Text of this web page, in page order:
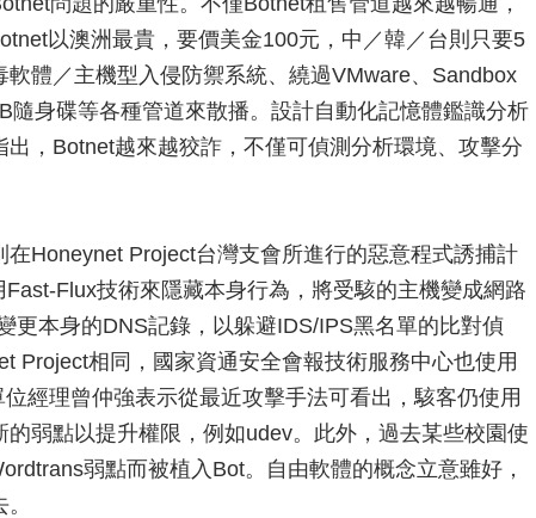
以澳洲最貴，要價美金100元，中／韓／台則只要5
體／主機型入侵防禦系統、繞過VMware、Sandbox
身碟等各種管道來散播。設計自動化記憶體鑑識分析
，Botnet越來越狡詐，不僅可偵測分析環境、攻擊分
Honeynet Project台灣支會所進行的惡意程式誘捕計
Flux技術來隱藏本身行為，將受駭的主機變成網路
更本身的DNS記錄，以躲避IDS/IPS黑名單的比對偵
Project相同，國家資通安全會報技術服務中心也使用
經理曾仲強表示從最近攻擊手法可看出，駭客仍使用
弱點以提升權限，例如udev。此外，過去某些校園使
弱點而被植入Bot。自由軟體的概念立意雖好，